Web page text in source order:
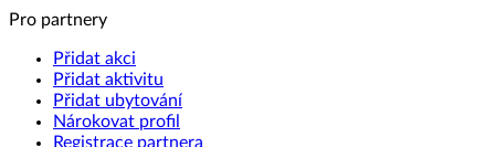
Pro partnery
Přidat akci
Přidat aktivitu
Přidat ubytování
Nárokovat profil
Registrace partnera